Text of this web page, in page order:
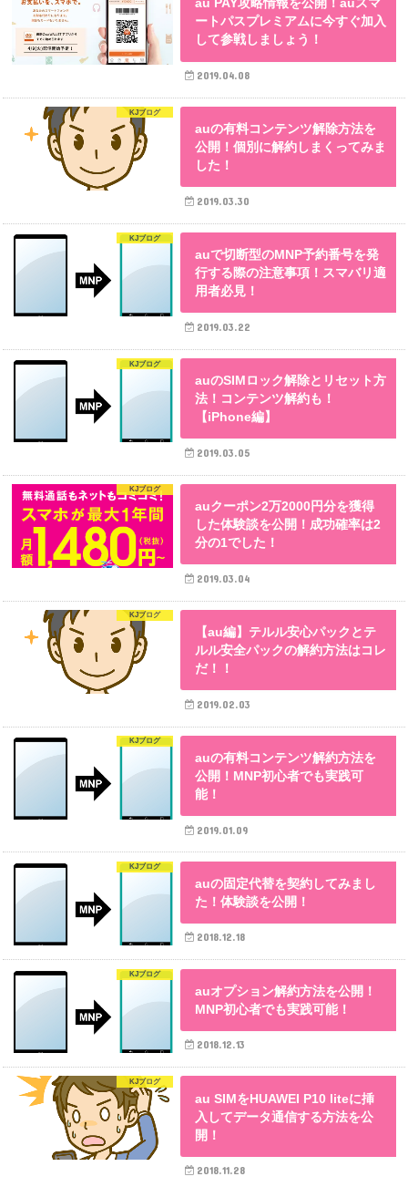
au PAY攻略情報を公開！auスマ
ートパスプレミアムに今すぐ加入
して参戦しましょう！
2019.04.08
KJブログ
auの有料コンテンツ解除方法を
公開！個別に解約しまくってみま
した！
2019.03.30
KJブログ
auで切断型のMNP予約番号を発
行する際の注意事項！スマバリ適
用者必見！
2019.03.22
KJブログ
auのSIMロック解除とリセット方
法！コンテンツ解約も！
【iPhone編】
2019.03.05
KJブログ
auクーポン2万2000円分を獲得
した体験談を公開！成功確率は2
分の1でした！
2019.03.04
KJブログ
【au編】テルル安心パックとテ
ルル安全パックの解約方法はコレ
だ！！
2019.02.03
KJブログ
auの有料コンテンツ解約方法を
公開！MNP初心者でも実践可
能！
2019.01.09
KJブログ
auの固定代替を契約してみまし
た！体験談を公開！
2018.12.18
KJブログ
auオプション解約方法を公開！
MNP初心者でも実践可能！
2018.12.13
KJブログ
au SIMをHUAWEI P10 liteに挿
入してデータ通信する方法を公
開！
2018.11.28